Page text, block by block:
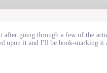
after going through a few of the
upon it and I'll be book-marking it